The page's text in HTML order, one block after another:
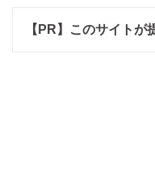
【PR】このサイトが